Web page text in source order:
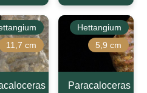
11,7 cm
Hettangium
5,9 cm
Paracaloceras